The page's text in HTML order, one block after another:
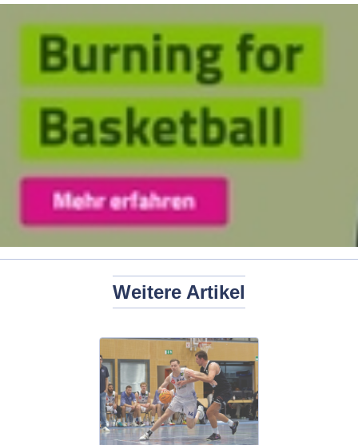
Weitere Artikel